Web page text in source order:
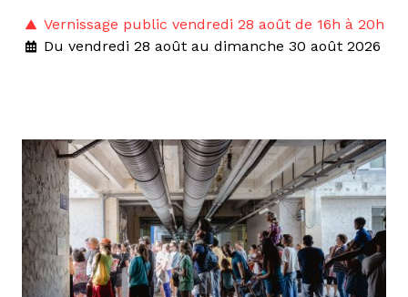
Vernissage public vendredi 28 août de 16h à 20h
Du vendredi 28 août au dimanche 30 août 2026